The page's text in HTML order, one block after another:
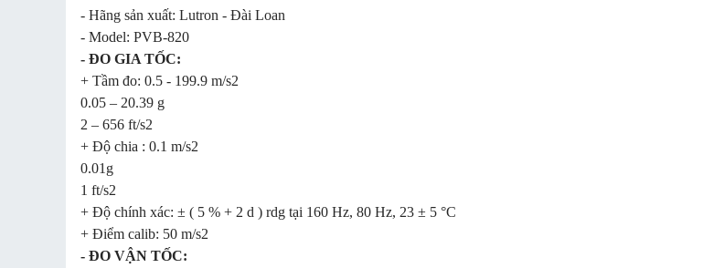
- Hãng sản xuất: Lutron - Đài Loan
- Model: PVB-820
- ĐO GIA TỐC:
+ Tầm đo: 0.5 - 199.9 m/s2
0.05 – 20.39 g
2 – 656 ft/s2
+ Độ chia : 0.1 m/s2
0.01g
1 ft/s2
+ Độ chính xác: ± ( 5 % + 2 d ) rdg tại 160 Hz, 80 Hz, 23 ± 5 °C
+ Điểm calib: 50 m/s2
- ĐO VẬN TỐC: